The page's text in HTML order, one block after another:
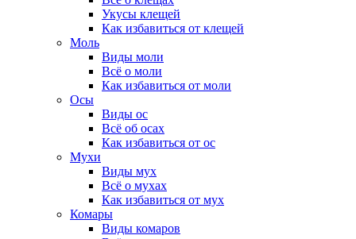
Укусы клещей
Как избавиться от клещей
Моль
Виды моли
Всё о моли
Как избавиться от моли
Осы
Виды ос
Всё об осах
Как избавиться от ос
Мухи
Виды мух
Всё о мухах
Как избавиться от мух
Комары
Виды комаров